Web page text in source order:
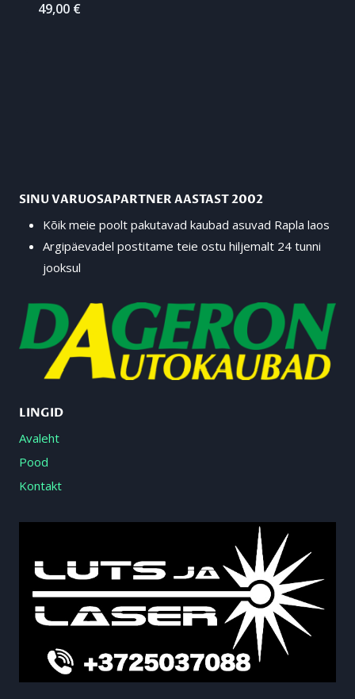
49,00 €
SINU VARUOSAPARTNER AASTAST 2002
Kõik meie poolt pakutavad kaubad asuvad Rapla laos
Argipäevadel postitame teie ostu hiljemalt 24 tunni
jooksul
LINGID
Avaleht
Pood
Kontakt